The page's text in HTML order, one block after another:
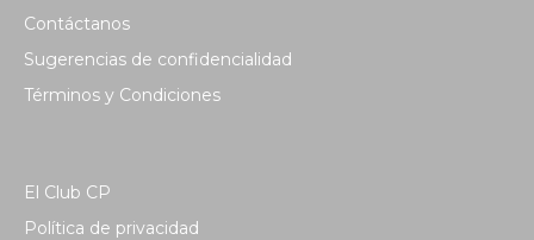
Contáctanos
Sugerencias de confidencialidad
Términos y Condiciones
El Club CP
Política de privacidad